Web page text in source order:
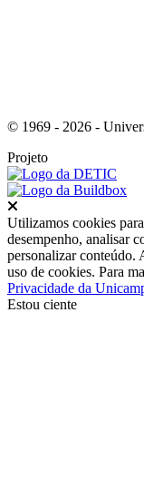
© 1969 - 2026 -
Projeto
Utilizamos cookies
desempenho, analisar
personalizar conteúdo.
uso de cookies. Para
Privacidade da
Estou ciente